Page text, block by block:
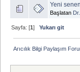
Yeni
Başlatan
Sayfa: [1]Yukarı git
Arıcılık Bilgi Paylaşım